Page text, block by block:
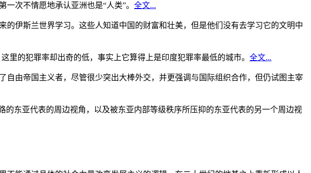
次不情愿地承认亚洲也是“人类”。 全文...
伊斯兰世界学习。这些人知道中国的财富和壮美，但是他们没有去学习它的文明中
里的犯罪率却出奇的低，事实上它算得上是印度犯罪率最低的城市。 全文...
由帝国主义者，尽管很少突出大棒外交，并更强调与国际组织合作，但仍试图主宰
东亚代表的周边视角，以及被东亚内部等级秩序所压抑的东亚代表的另一个周边视